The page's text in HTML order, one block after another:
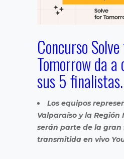
Concurso
Tomorrow da a
sus 5 finalistas.
Los equipos
Valparaíso y la
serán parte de la gran
transmitida en vivo